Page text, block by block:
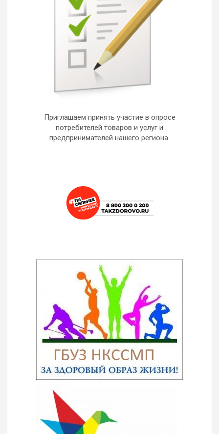
Приглашаем принять участие в опросе
потребителей товаров и услуг и
предпринимателей нашего региона.